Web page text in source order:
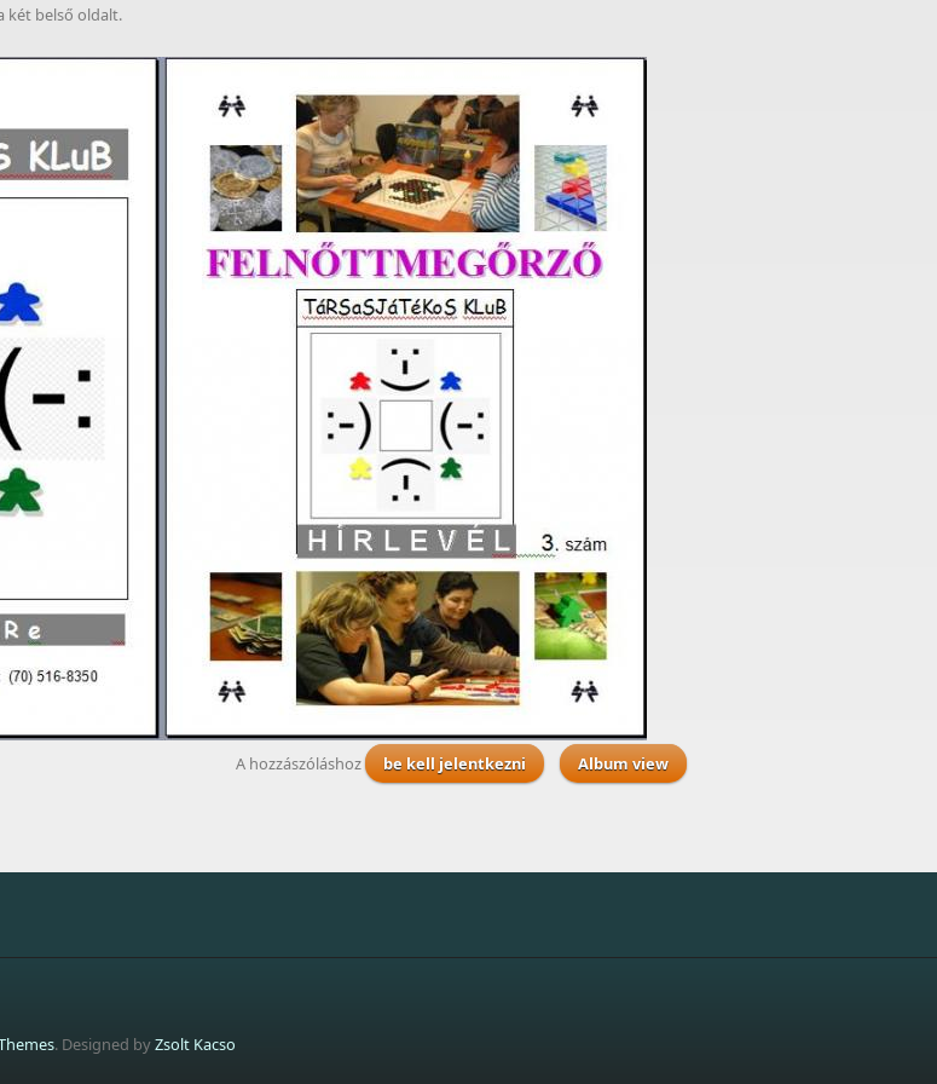
két belső oldalt.
A hozzászóláshoz be kell jelentkezni Album view
. Designed byZsolt Kacso